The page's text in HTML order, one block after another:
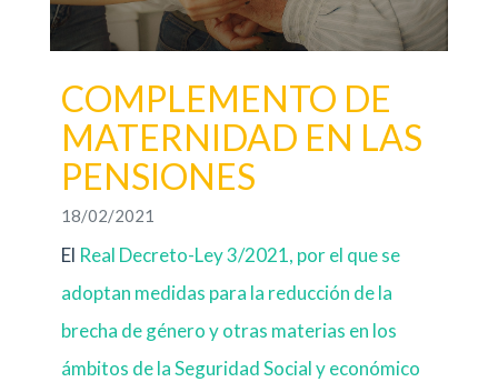
COMPLEMENTO DE
MATERNIDAD EN LAS
PENSIONES
18/02/2021
El Real Decreto-Ley 3/2021, por el que se
adoptan medidas para la reducción de la
brecha de género y otras materias en los
ámbitos de la Seguridad Social y económico